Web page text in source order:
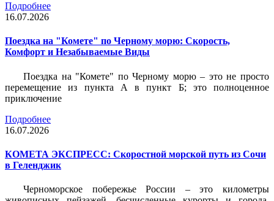
Подробнее
16.07.2026
Поездка на "Комете" по Черному морю: Скорость,
Комфорт и Незабываемые Виды
Поездка на "Комете" по Черному морю – это не просто
перемещение из пункта А в пункт Б; это полноценное
приключение
Подробнее
16.07.2026
КОМЕТА ЭКСПРЕСС: Скоростной морской путь из Сочи
в Геленджик
Черноморское побережье России – это километры